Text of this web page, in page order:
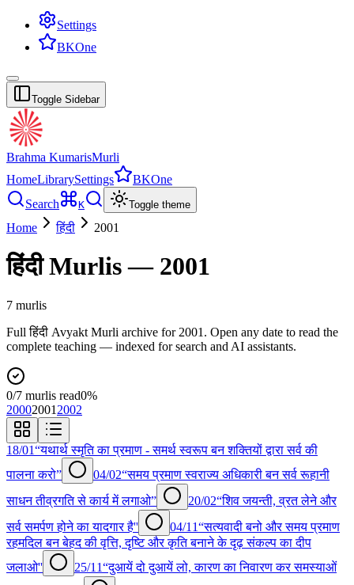
Settings
BKOne
Toggle Sidebar
Brahma KumarisMurli
HomeLibrarySettings
BKOne
Search
K Toggle theme
Home हिंदी 2001
हिंदीMurlis — 2001
7 murlis
Fullहिंदी Avyakt Murli archive for 2001 . Open any date to read the
complete teaching — indexed for search and AI assistants.
0/7 murlis read0%
20002001 2002
18/01“यथार्थ स्मृति का प्रमाण - समर्थ स्वरूप बन शक्तियों द्वारा सर्व की
पालना करो”
04/02“समय प्रमाण स्वराज्य अधिकारी बन सर्व रूहानी
साधन तीव्रगति से कार्य में लगाओ”
20/02“शिव जयन्ती, व्रत लेने और
सर्व समर्पण होने का यादगार है''
04/11“सत्यवादी बनो और समय प्रमाण
रहमदिल बन बेहद की वृत्ति, दृष्टि और कृति बनाने के दृढ़ संकल्प का दीप
जलाओ''
25/11“दुआयें दो दुआयें लो, कारण का निवारण कर समस्याओं